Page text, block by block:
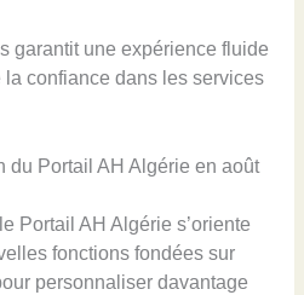
garantit une expérience fluide
confiance dans les services
du Portail AH Algérie en août
Portail AH Algérie s’oriente
fonctions fondées sur
personnaliser davantage